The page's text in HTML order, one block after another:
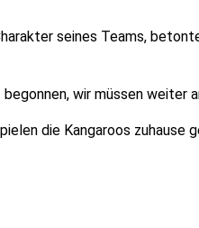
seines Teams,
wir müssen weiter
die Kangaroos zuhause